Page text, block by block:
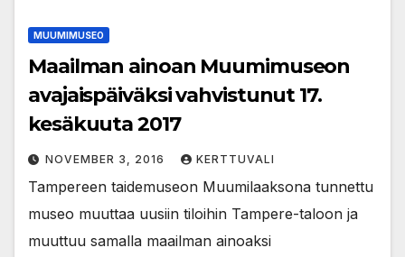
MUUMIMUSEO
Maailman ainoan Muumimuseon
avajaispäiväksi vahvistunut 17.
kesäkuuta 2017
NOVEMBER 3, 2016 KERTTUVALI
Tampereen taidemuseon Muumilaaksona tunnettu
museo muuttaa uusiin tiloihin Tampere-taloon ja
muuttuu samalla maailman ainoaksi